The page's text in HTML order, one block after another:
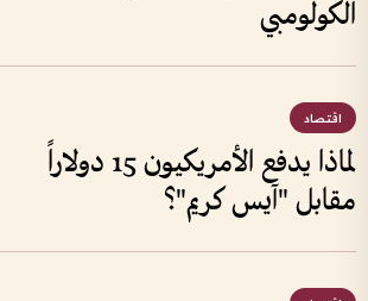
الكولومبي
اقتصاد
لماذا يدفع الأمريكيون 15 دولاراً
مقابل "آيس كريم"؟